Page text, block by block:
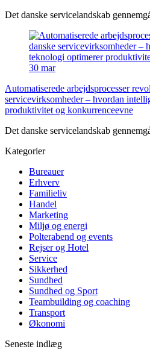
Det danske servicelandskab
30 mar
Automatiserede arbejdsprocesser
servicevirksomheder – hvordan
produktivitet og konkurrenceevne
Det danske servicelandskab
Kategorier
Bureauer
Erhverv
Familieliv
Handel
Marketing
Miljø og energi
Polterabend og events
Rejser og Hotel
Service
Sikkerhed
Sundhed
Sundhed og Sport
Teambuilding og coaching
Transport
Økonomi
Seneste indlæg